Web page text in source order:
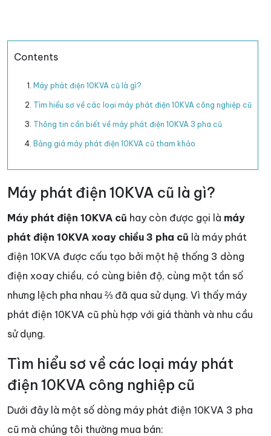
Contents
Máy phát điện 10KVA cũ là gì?
Tìm hiểu sơ về các loại máy phát điện 10KVA công nghiệp cũ
Thông tin cần biết về máy phát điện 10KVA 3 pha cũ
Bảng giá máy phát điện 10KVA cũ tham khảo
Máy phát điện 10KVA cũ là gì?
Máy phát điện 10KVA cũ hay còn được gọi là máy
phát điện 10KVA xoay chiều 3 pha cũ là máy phát
điện 10KVA được cấu tạo bởi một hệ thống 3 dòng
điện xoay chiều, có cùng biên độ, cùng một tần số
nhưng lệch pha nhau ⅔ đã qua sử dụng. Vì thấy máy
phát điện 10KVA cũ phù hợp với giá thành và nhu cầu
sử dụng.
Tìm hiểu sơ về các loại máy phát
điện 10KVA công nghiệp cũ
Dưới đây là một số dòng máy phát điện 10KVA 3 pha
cũ mà chúng tôi thường mua bán: